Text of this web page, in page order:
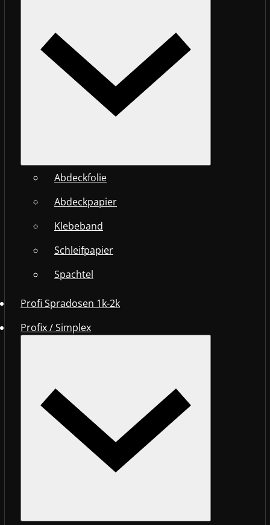
Abdeckfolie
Abdeckpapier
Klebeband
Schleifpapier
Spachtel
Profi Spradosen 1k-2k
Profix / Simplex